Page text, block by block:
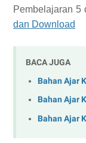
Pembelajaran 5
dan Download
BACA JUGA
Bahan Ajar
Bahan Ajar
Bahan Ajar